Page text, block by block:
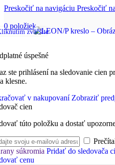
Preskočiť na navigáciu Preskočiť
0 položiek
zväčšíte
úspešné
ste prihlásení na sledovanie cien
klesne.
v nakupovaní Zobraziť
cien
túto položku a dostať
súkromia Pridať do sledovača
cenu